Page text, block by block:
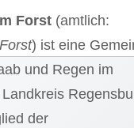
Forst (amtlich:
) ist eine
und Regen im
der